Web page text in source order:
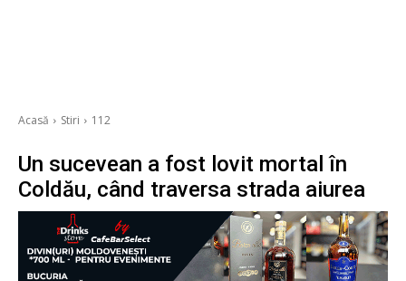
Acasă Stiri 112
Un sucevean a fost lovit mortal în
Coldău, când traversa strada aiurea